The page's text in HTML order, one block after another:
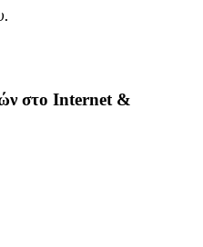
στo Internet &